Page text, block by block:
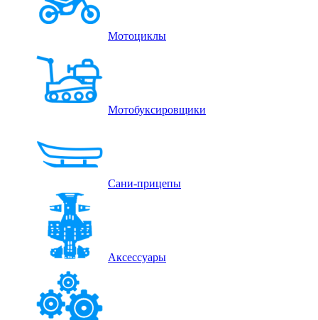
Мотоциклы
Мотобуксировщики
Сани-прицепы
Аксессуары